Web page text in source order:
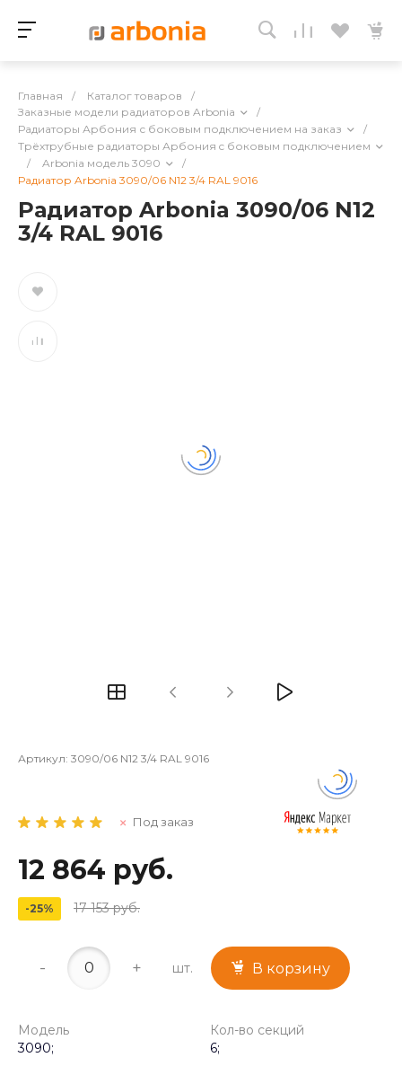
Главная / Каталог товаров
/
Заказные модели радиаторов Arbonia
/
Радиаторы Арбония с боковым подключением на заказ
/
Трёхтрубные радиаторы Арбония c боковым подключением
/
Arbonia модель 3090
/
Радиатор Arbonia 3090/06 N12 3/4 RAL 9016
Радиатор Arbonia 3090/06 N12
3/4 RAL 9016
Артикул: 3090/06 N12 3/4 RAL 9016
Под заказ
12 864 руб.
-25% 17 153 руб.
- + шт. В корзину
Модель
3090;
Кол-во секций
6;